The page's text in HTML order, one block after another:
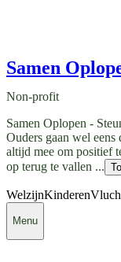
Samen
Non-profit
Samen Oplopen -
Ouders gaan wel
altijd mee om positief
op terug te vallen ...
WelzijnKinderen
Menu